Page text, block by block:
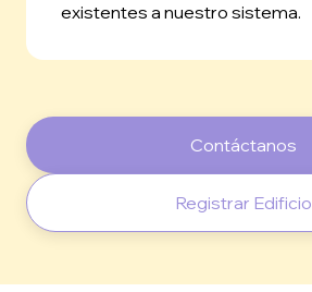
existentes a nuestro sistema.
Contáctanos
Registrar Edificio